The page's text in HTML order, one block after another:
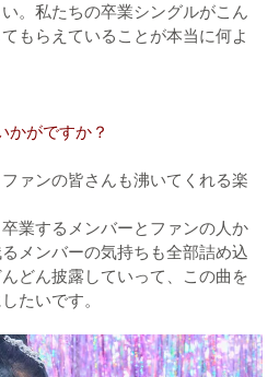
。私たちの卒業シングルがこん
もらえていることが本当に何よ
がですか？
ァンの皆さんも沸いてくれる楽
業するメンバーとファンの人か
メンバーの気持ちも全部詰め込
どん披露していって、この曲を
たいです。